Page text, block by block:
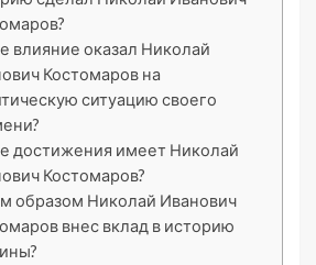
влияние оказал Николай
Костомаров на
ситуацию своего
достижения имеет Николай
Костомаров?
образом Николай Иванович
внес вклад в историю